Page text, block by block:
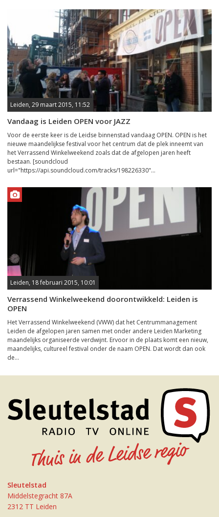
Leiden, 29 maart 2015, 11:52
Vandaag is Leiden OPEN voor JAZZ
Voor de eerste keer is de Leidse binnenstad vandaag OPEN. OPEN is het
nieuwe maandelijkse festival voor het centrum dat de plek inneemt van
het Verrassend Winkelweekend zoals dat de afgelopen jaren heeft
bestaan. [soundcloud
url="https://api.soundcloud.com/tracks/198226330"...
Leiden, 18 februari 2015, 10:01
Verrassend Winkelweekend doorontwikkeld: Leiden is
OPEN
Het Verrassend Winkelweekend (VWW) dat het Centrummanagement
Leiden de afgelopen jaren samen met onder andere Leiden Marketing
maandelijks organiseerde verdwijnt. Ervoor in de plaats komt een nieuw,
maandelijks, cultureel festival onder de naam OPEN. Dat wordt dan ook
de...
Sleutelstad
Middelstegracht 87A
2312 TT Leiden